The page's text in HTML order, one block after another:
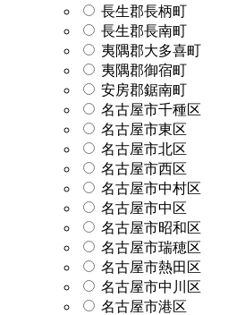
長生郡長柄町
長生郡長南町
夷隅郡大多喜町
夷隅郡御宿町
安房郡鋸南町
名古屋市千種区
名古屋市東区
名古屋市北区
名古屋市西区
名古屋市中村区
名古屋市中区
名古屋市昭和区
名古屋市瑞穂区
名古屋市熱田区
名古屋市中川区
名古屋市港区